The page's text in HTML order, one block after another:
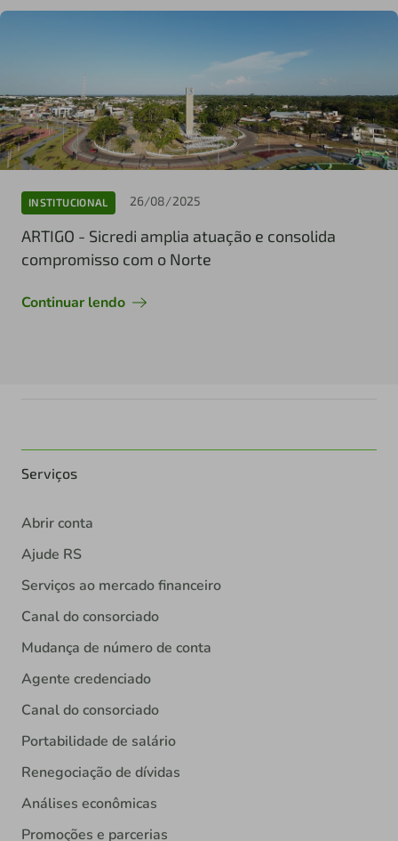
INSTITUCIONAL 26/08/2025
ARTIGO - Sicredi amplia atuação e consolida
compromisso com o Norte
Continuar lendo
Serviços
Abrir conta
Ajude RS
Serviços ao mercado financeiro
Canal do consorciado
Mudança de número de conta
Agente credenciado
Canal do consorciado
Portabilidade de salário
Renegociação de dívidas
Análises econômicas
Promoções e parcerias